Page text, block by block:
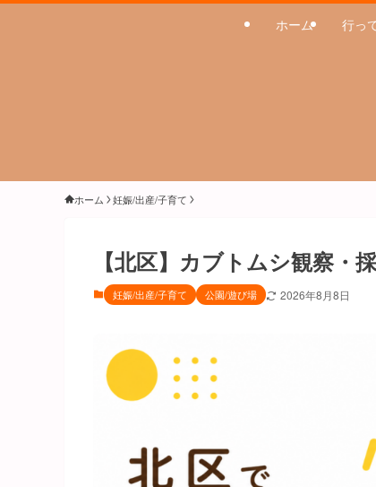
ホーム 行っ
ホーム 妊娠/出産/子育て
【北区】カブトムシ観察・
妊娠/出産/子育て 公園/遊び場 2026年8月8日